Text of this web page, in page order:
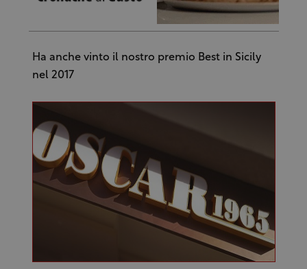
Ha anche vinto il nostro premio Best in Sicily
nel 2017